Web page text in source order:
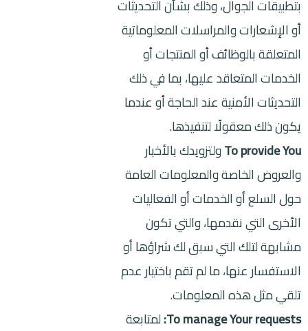
بتطبيقات الجوال، وذلك بشأن التحديثات
أو الإشعارات والمراسلات المعلوماتية
المتعلقة بالوظائف أو المنتجات أو
الخدمات المتعاقد عليها، بما في ذلك
التحديثات الأمنية عند الحاجة أو عندما
يكون ذلك معقولًا لتنفيذها.
To provide Youولتزويدك بالأخبار
والعروض الخاصة والمعلومات العامة
حول السلع أو الخدمات أو الفعاليات
الأخرى التي نقدمها، والتي تكون
مشابهة لتلك التي سبق لك شراؤها أو
الاستفسار عنها، ما لم تقم باختيار عدم
تلقي مثل هذه المعلومات.
To manage Your requests: لمتابعة